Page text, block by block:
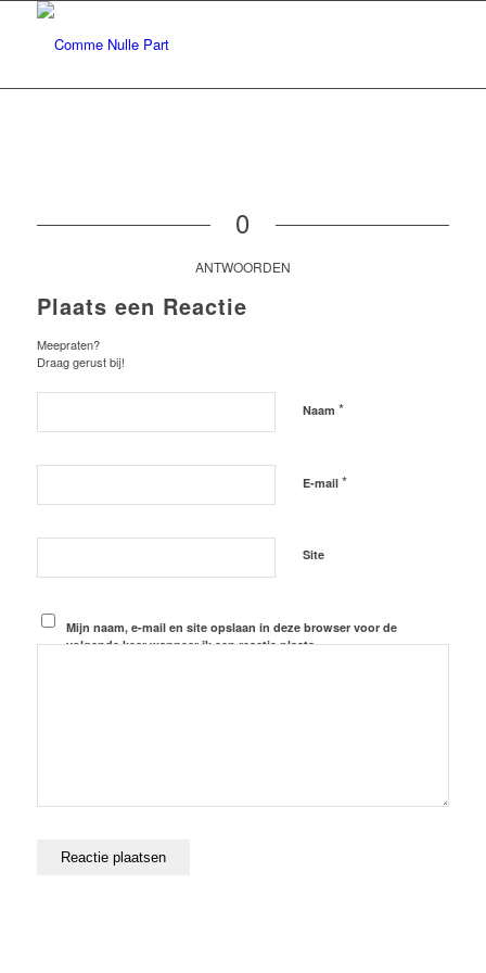
0
ANTWOORDEN
Plaats een Reactie
Meepraten?
Draag gerust bij!
Naam *
E-mail *
Site
Mijn naam, e-mail en site opslaan in deze browser voor de
volgende keer wanneer ik een reactie plaats.